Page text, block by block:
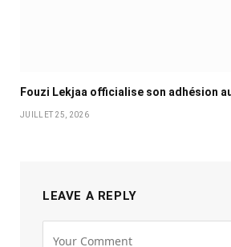
Fouzi Lekjaa officialise son adhésion au
JUILLET 25, 2026
LEAVE A REPLY